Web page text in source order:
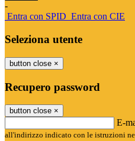
-
Entra con SPID Entra con CIE
Seleziona utente
button close ×
Recupero password
button close ×
E-
all'indirizzo indicato con le istruzioni